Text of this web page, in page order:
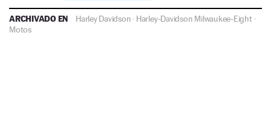
ARCHIVADO EN Harley Davidson · Harley-Davidson Milwaukee-Eight·
Motos